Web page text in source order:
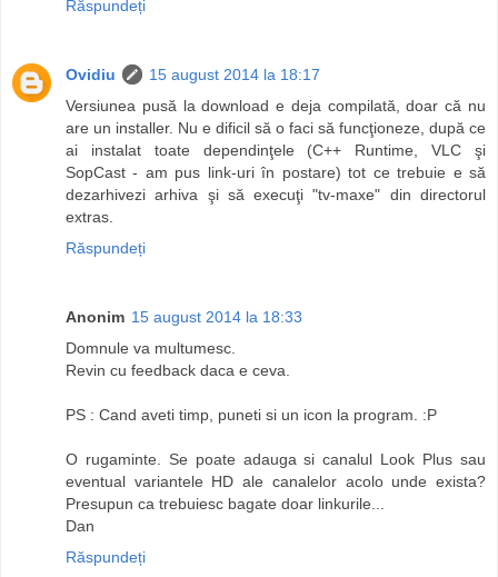
Răspundeți
Ovidiu
15 august 2014 la 18:17
Versiunea pusă la download e deja compilată, doar că nu
are un installer. Nu e dificil să o faci să funcţioneze, după ce
ai instalat toate dependinţele (C++ Runtime, VLC şi
SopCast - am pus link-uri în postare) tot ce trebuie e să
dezarhivezi arhiva şi să execuţi "tv-maxe" din directorul
extras.
Răspundeți
Anonim 15 august 2014 la 18:33
Domnule va multumesc.
Revin cu feedback daca e ceva.
PS : Cand aveti timp, puneti si un icon la program. :P
O rugaminte. Se poate adauga si canalul Look Plus sau
eventual variantele HD ale canalelor acolo unde exista?
Presupun ca trebuiesc bagate doar linkurile...
Dan
Răspundeți